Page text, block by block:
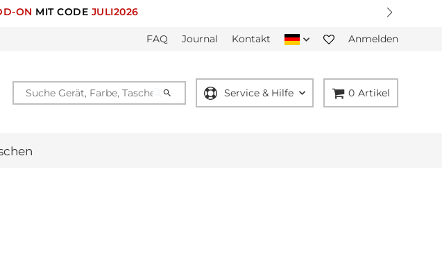
ANMELDUNG
FAQ Journal Kontakt Anmelden
Service & Hilfe 0 Artikel